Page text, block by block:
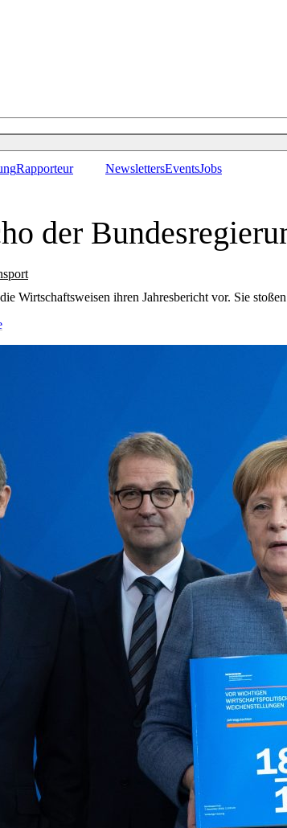
Rapporteur NewslettersEventsJobs
der
Wirtschaftsweisen ihren Jahresbericht vor. Sie